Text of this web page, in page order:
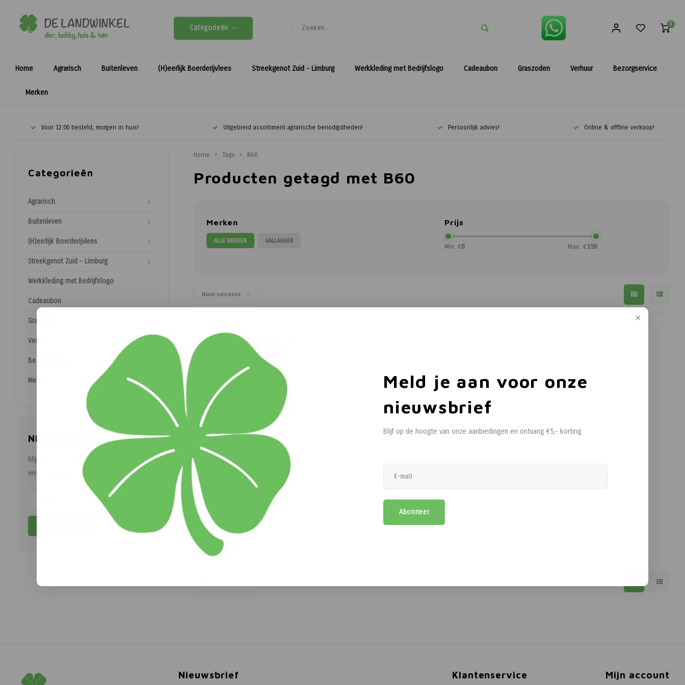
Meld je aan voor onze
nieuwsbrief
Blijf op de hoogte van onze aanbiedingen en ontvang €5,- korting.
Abonneer
Categorieën 0
Home Agrarisch Buitenleven (H)eerlijk Boerderijvlees Streekgenot Zuid - Limburg Werkkleding met Bedrijfslogo Cadeaubon Graszoden Verhuur Bezorgservice
Merken
Voor 12.00 besteld, morgen in huis! Uitgebreid assortiment agrarische benodigdheden! Persoonlijk advies! Online & offline verkoop!
Categorieën
Agrarisch
Buitenleven
(H)eerlijk Boerderijvlees
Streekgenot Zuid - Limburg
Werkkleding met Bedrijfslogo
Cadeaubon
Graszoden
Verhuur
Bezorgservice
Merken
Nieuwsbrief
Blijf op de hoogte van onze aanbiedingen
en ontvang €5,- korting.
Home Tags B60
Producten getagd met B60
Merken
ALLE MERKEN GALLAGHER
Prijs
Min: €0 Max: €150
Naam oplopend
De B60 is het instapmodel van
de 12V schrikdraadapparaten.
Het accu schrikdraadapparaat
is geschikt voor afrasteringen
tot 6km., en het heeft een
ingebouwde bliksemafleider.
Het schrikdraadapparaat is
gemakkelijk te verplaatsen en
Incl. btw)
Vergelijk
Nieuwsbrief Klantenservice Mijn account